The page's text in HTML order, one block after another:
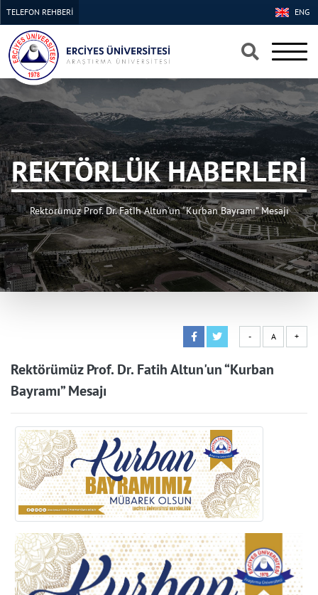
×
×
ENG
TELEFON REHBERİ
REKTÖRLÜK HABERLERİ
Rektörümüz Prof. Dr. Fatih Altun'un “Kurban Bayramı” Mesajı
- A +
Rektörümüz Prof. Dr. Fatih Altun'un “Kurban
Bayramı” Mesajı